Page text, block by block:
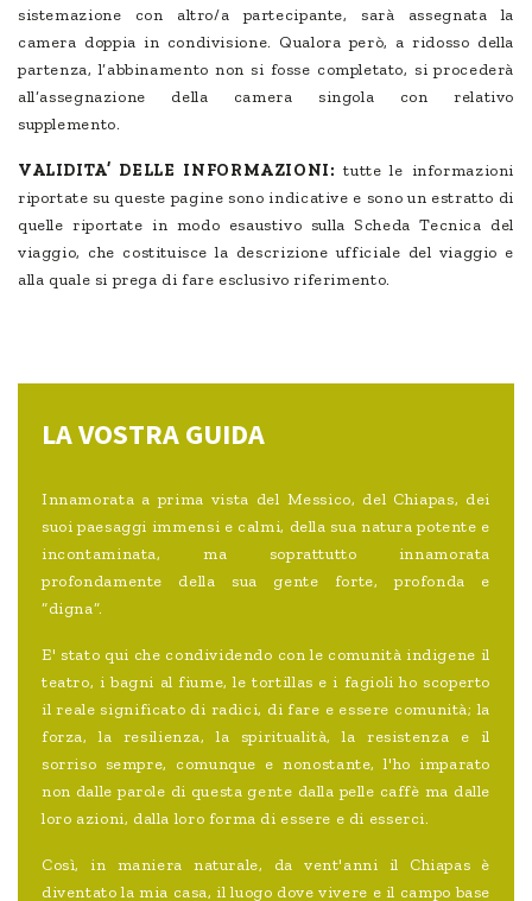
sistemazione con altro/a partecipante, sarà assegnata la
camera doppia in condivisione. Qualora però, a ridosso della
partenza, l’abbinamento non si fosse completato, si procederà
all’assegnazione della camera singola con relativo
supplemento.
VALIDITA’ DELLE INFORMAZIONI: tutte le informazioni
riportate su queste pagine sono indicative e sono un estratto di
quelle riportate in modo esaustivo sulla Scheda Tecnica del
viaggio, che costituisce la descrizione ufficiale del viaggio e
alla quale si prega di fare esclusivo riferimento.
LA VOSTRA GUIDA
Innamorata a prima vista del Messico, del Chiapas, dei
suoi paesaggi immensi e calmi, della sua natura potente e
incontaminata, ma soprattutto innamorata
profondamente della sua gente forte, profonda e
“digna”.
E' stato qui che condividendo con le comunità indigene il
teatro, i bagni al fiume, le tortillas e i fagioli ho scoperto
il reale significato di radici, di fare e essere comunità; la
forza, la resilienza, la spiritualità, la resistenza e il
sorriso sempre, comunque e nonostante, l'ho imparato
non dalle parole di questa gente dalla pelle caffè ma dalle
loro azioni, dalla loro forma di essere e di esserci.
Così, in maniera naturale, da vent'anni il Chiapas è
diventato la mia casa, il luogo dove vivere e il campo base